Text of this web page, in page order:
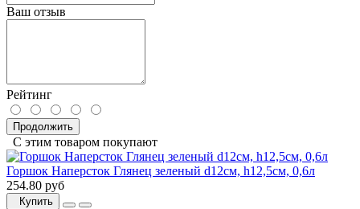
Ваш отзыв
Рейтинг
Продолжить
С этим товаром покупают
Горшок Наперсток Глянец зеленый d12см, h12,5см, 0,6л
254.80 руб
Купить